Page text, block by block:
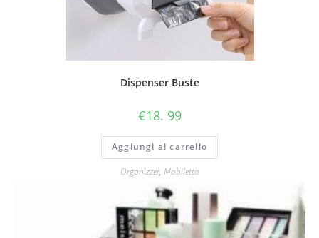
Dispenser Buste
€18. 99
Aggiungi al carrello
Organizzer, Mobiletto